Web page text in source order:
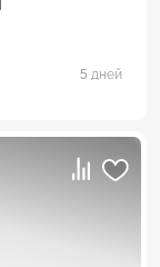
5 дней